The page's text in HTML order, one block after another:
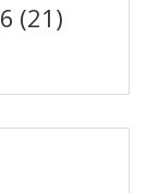
(21)